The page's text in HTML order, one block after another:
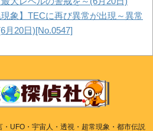
現象】TECに再び異常が出現～異常
月20日)[No.0547]
UFO・宇宙人・透視・超常現象・都市伝説